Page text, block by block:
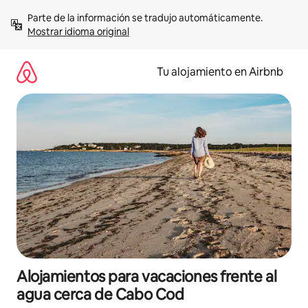
contenidoMostrar idioma original
Tu alojamiento en Airbnb
Alojamientos para vacaciones frente al
agua cerca de Cabo Cod